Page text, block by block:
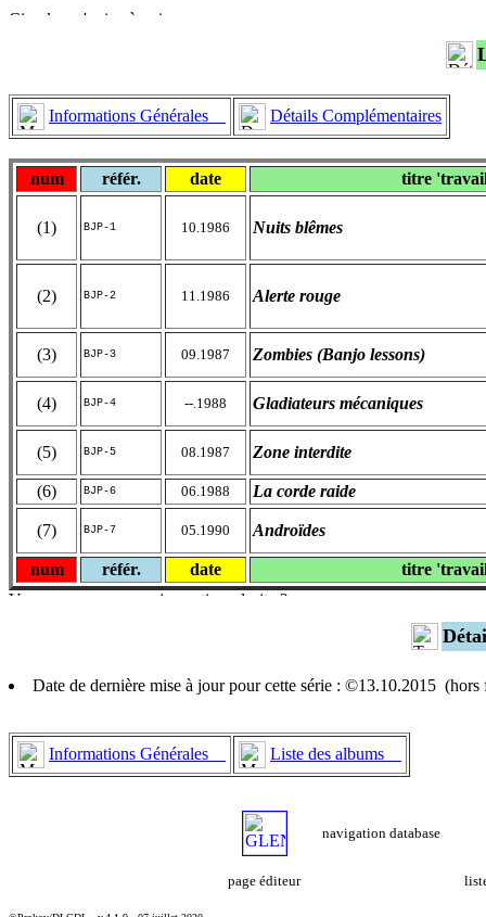
Informations Générales Détails Complémentaires
num référ. date titre
(1) BJP-1 10.1986 Nuits blêmes
(2) BJP-2 11.1986 Alerte rouge
(3) BJP-3 09.1987 Zombies (Banjo lessons)
(4) BJP-4 --.1988 Gladiateurs mécaniques
(5) BJP-5 08.1987 Zone interdite
(6) BJP-6 06.1988 La corde raide
(7) BJP-7 05.1990 Androïdes
num référ. date titre
Date de dernière mise à jour pour cette série : ©13.10.2015 (hors
Informations Générales Liste des albums
navigation database
page éditeur